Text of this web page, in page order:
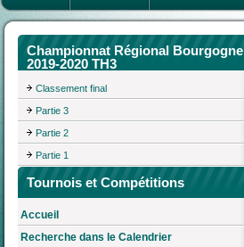
Championnat Régional Bourgogne
2019-2020 TH3
Classement final
Partie 3
Partie 2
Partie 1
Tournois et Compétitions
Accueil
Recherche dans le Calendrier